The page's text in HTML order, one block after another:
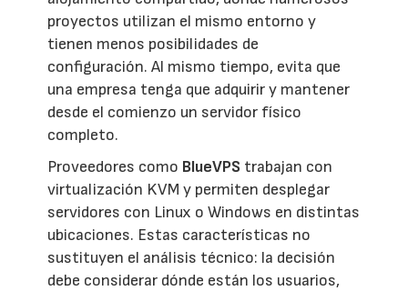
proyectos utilizan el mismo entorno y
tienen menos posibilidades de
configuración. Al mismo tiempo, evita que
una empresa tenga que adquirir y mantener
desde el comienzo un servidor físico
completo.
Proveedores como BlueVPS trabajan con
virtualización KVM y permiten desplegar
servidores con Linux o Windows en distintas
ubicaciones. Estas características no
sustituyen el análisis técnico: la decisión
debe considerar dónde están los usuarios,